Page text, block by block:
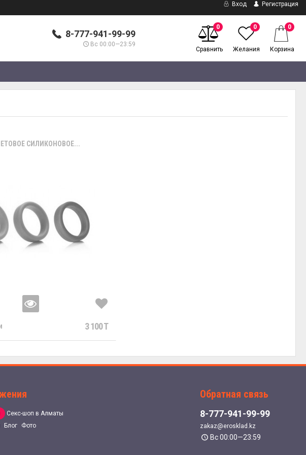
Вход Регистрация
8-777-941-99-99
Вс 00:00—23:59
0
Сравнить
0
Желания
0
Корзина
СИЛИКОНОВОЕ...
3 100 T
Секс-шоп в Алматы
Блог Фото
Обратная связь
8-777-941-99-99
zakaz@erosklad.kz
Вс 00:00—23:59